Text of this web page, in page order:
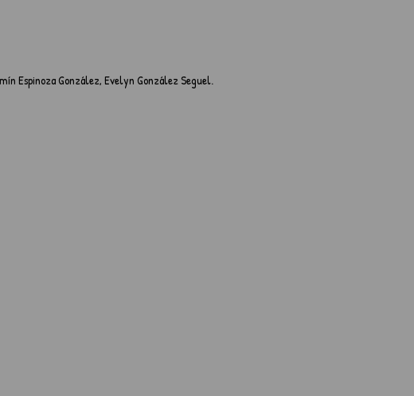
Espinoza González, Evelyn González Seguel.